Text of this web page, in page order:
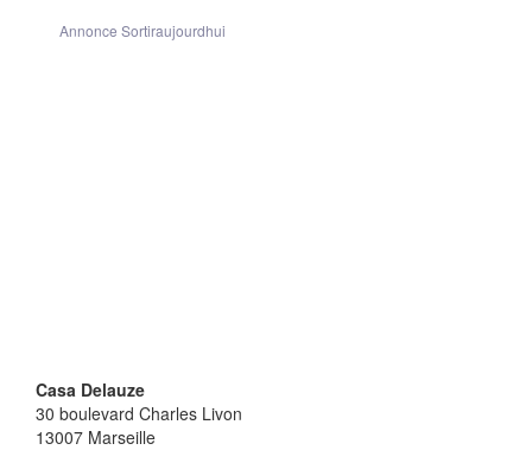
Annonce Sortiraujourdhui
Casa Delauze
30 boulevard Charles Livon
13007 Marseille